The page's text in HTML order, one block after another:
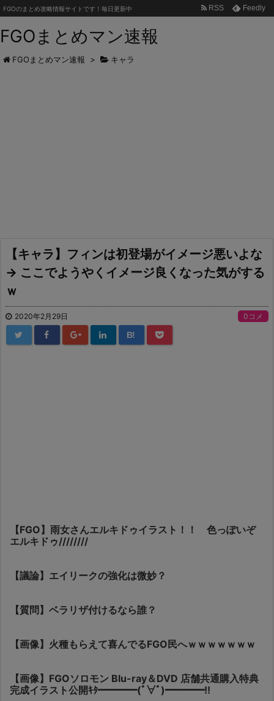
FGOまとめマン速報
FGOのまとめ攻略情報サイトです！毎日更新中 RSS Feedly
FGOまとめマン速報 > キャラ
【キャラ】フィンは初登場がイメージ悪いよな
→ ここでようやくイメージ良くなった気がする
ｗ
2020年2月29日 0コメ
B!
【FGO】雨女さんエルキドゥイラスト！！ 色っぽいぞ
エルキドゥ////////
【議論】エイリークの強化は微妙？
【質問】ベラリザ付けるなら誰？
【画像】火種もらえて喜んでるFGO民へｗｗｗｗｗｗｗ
【画像】FGOソロモン Blu-ray＆DVD 店舗共通購入特典
完成イラスト公開ｷﾀ━━━━(ﾟ∀ﾟ)━━━━!!